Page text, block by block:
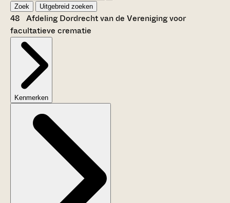
Zoek Uitgebreid zoeken
48 Afdeling Dordrecht van de Vereniging voor
facultatieve crematie
Kenmerken